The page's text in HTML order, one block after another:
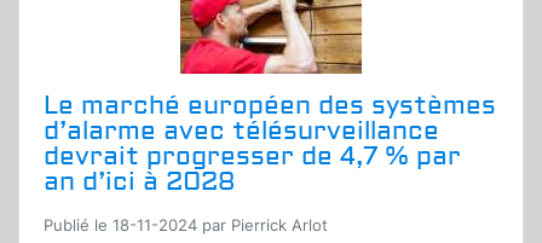
Le marché européen des systèmes
d’alarme avec télésurveillance
devrait progresser de 4,7 % par
an d’ici à 2028
Publié le 18-11-2024 par Pierrick Arlot